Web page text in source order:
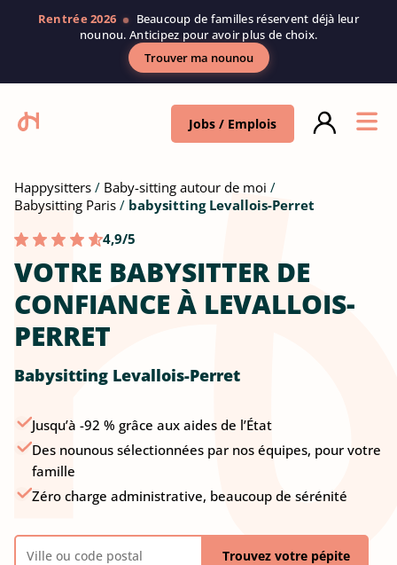
Rentrée 2026
Beaucoup de familles réservent déjà leur
nounou. Anticipez pour avoir plus de choix.
Trouver ma nounou
Jobs / Emplois
Happysitters
Baby-sitting autour de moi
Babysitting Paris
babysitting Levallois-Perret
4,9/5
VOTRE BABYSITTER DE
CONFIANCE À LEVALLOIS-
PERRET
Babysitting Levallois-Perret
Jusqu’à -92 % grâce aux aides de l’État
Des nounous sélectionnées par nos équipes, pour votre
famille
Zéro charge administrative, beaucoup de sérénité
Trouvez votre pépite